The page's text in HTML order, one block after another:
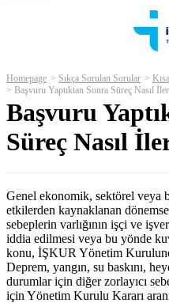
Homepage Sıkça Sorulan Sorular
Başvuru Yaptıktan Sonra Süreç Nasıl
Başvuru
Süreç Nasıl
Genel ekonomik, sektörel veya
etkilerden kaynaklanan
sebeplerin varlığının işçi ve
iddia edilmesi veya bu yönde
konu, İŞKUR Yönetim
Deprem, yangın, su baskını,
durumlar için diğer zorlayıcı
için Yönetim Kurulu Kararı